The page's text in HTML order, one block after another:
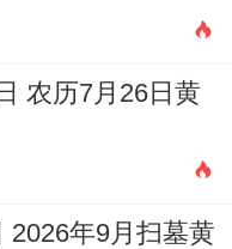
农历7月26日黄
2026年9月扫墓黄